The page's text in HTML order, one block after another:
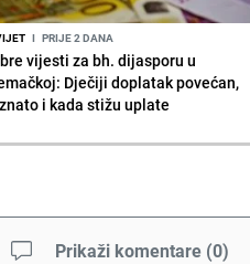
I PRIJE 2 DANA
vijesti za bh. dijasporu u
Dječiji doplatak povećan,
i kada stižu uplate
Prikaži komentare (0)